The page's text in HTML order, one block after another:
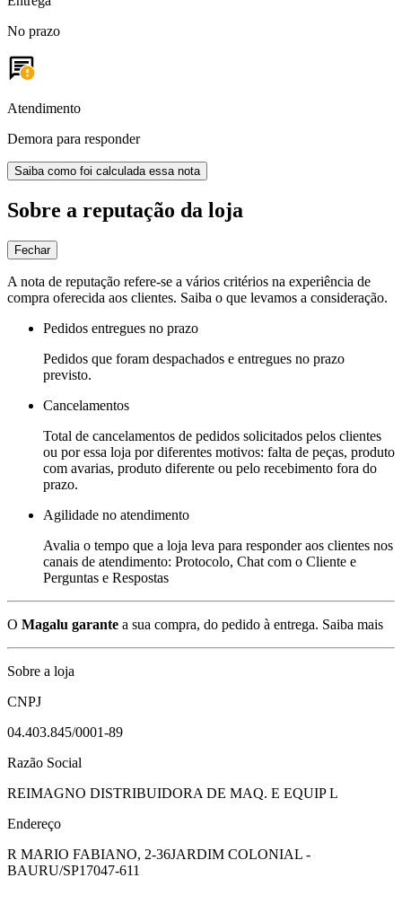
No prazo
Atendimento
Demora para responder
Saiba como foi calculada essa nota
Sobre a reputação da loja
Fechar
A nota de reputação refere-se a vários critérios na experiência de
compra oferecida aos clientes. Saiba o que levamos a consideração.
Pedidos entregues no prazo
Pedidos que foram despachados e entregues no prazo
previsto.
Cancelamentos
Total de cancelamentos de pedidos solicitados pelos clientes
ou por essa loja por diferentes motivos: falta de peças, produto
com avarias, produto diferente ou pelo recebimento fora do
prazo.
Agilidade no atendimento
Avalia o tempo que a loja leva para responder aos clientes nos
canais de atendimento: Protocolo, Chat com o Cliente e
Perguntas e Respostas
O Magalu garante a sua compra, do pedido à entrega. Saiba mais
Sobre a loja
CNPJ
04.403.845/0001-89
Razão Social
REIMAGNO DISTRIBUIDORA DE MAQ. E EQUIP L
Endereço
R MARIO FABIANO, 2-36JARDIM COLONIAL -
BAURU/SP17047-611